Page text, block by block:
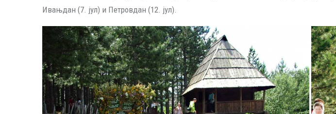
Ивањдан (7. јул) и Петровдан (12. јул).